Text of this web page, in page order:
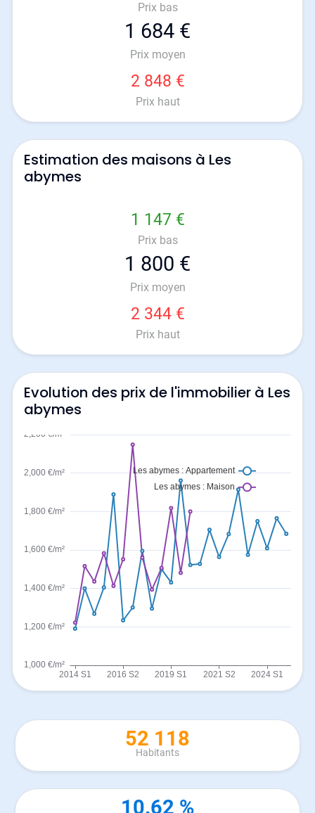
Prix bas
1 684 €
Prix moyen
2 848 €
Prix haut
Estimation des maisons à Les
abymes
1 147 €
Prix bas
1 800 €
Prix moyen
2 344 €
Prix haut
Evolution des prix de l'immobilier à Les
abymes
52 118
Habitants
10.62 %